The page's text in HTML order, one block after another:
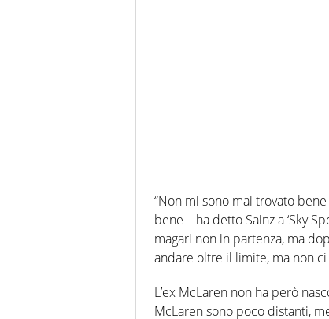
“Non mi sono mai trovato
bene – ha detto Sainz a ‘Sky
magari non in partenza, ma
andare oltre il limite, ma non ci
L’ex McLaren non ha però
McLaren sono poco distanti,